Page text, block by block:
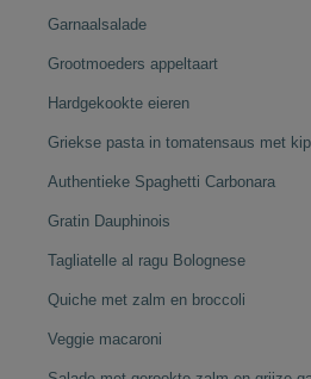
Garnaalsalade
Grootmoeders appeltaart
Hardgekookte eieren
Griekse pasta in tomatensaus met
Authentieke Spaghetti Carbonara
Gratin Dauphinois
Tagliatelle al ragu Bolognese
Quiche met zalm en broccoli
Veggie macaroni